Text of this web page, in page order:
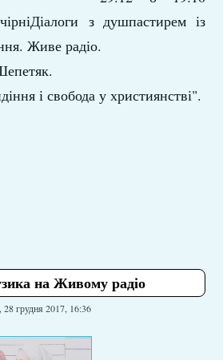
з душпастирем із
Живе радіо.
і свобода у християнстві".
на Живому радіо
28 грудня 2017, 16:36